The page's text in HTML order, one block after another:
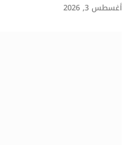
أغسطس 3, 2026